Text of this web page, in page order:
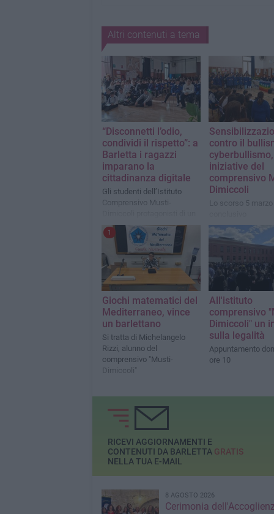
Altri contenuti a tema
“Disconnetti l’odio,
condividi il rispetto”: a
Barletta i ragazzi
imparano la
cittadinanza digitale
Gli studenti dell’Istituto
Comprensivo Musti-
incontro sulla cultura del
rispetto e della sicurezza
online
contro il
iniziative del
comprensivo
Dimiccoli
Lo scorso 5 marzo
1
Giochi matematici del
Mediterraneo, vince
un barlettano
Si tratta di Michelangelo
Rizzi, alunno del
comprensivo "Musti-
Dimiccoli"
All'istituto
comprensivo
Dimiccoli" un
sulla legalità
Appuntamento
ore 10
RICEVI AGGIORNAMENTI E
CONTENUTI DA BARLETTA GRATIS
NELLA TUA E-MAIL
8 AGOSTO 2026
Cerimonia